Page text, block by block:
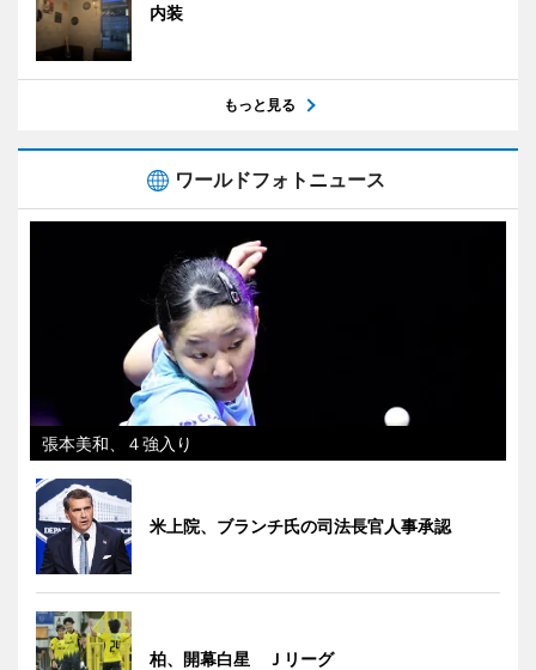
内装
もっと見る
ワールドフォトニュース
張本美和、４強入り
米上院、ブランチ氏の司法長官人事承認
柏、開幕白星 Ｊリーグ